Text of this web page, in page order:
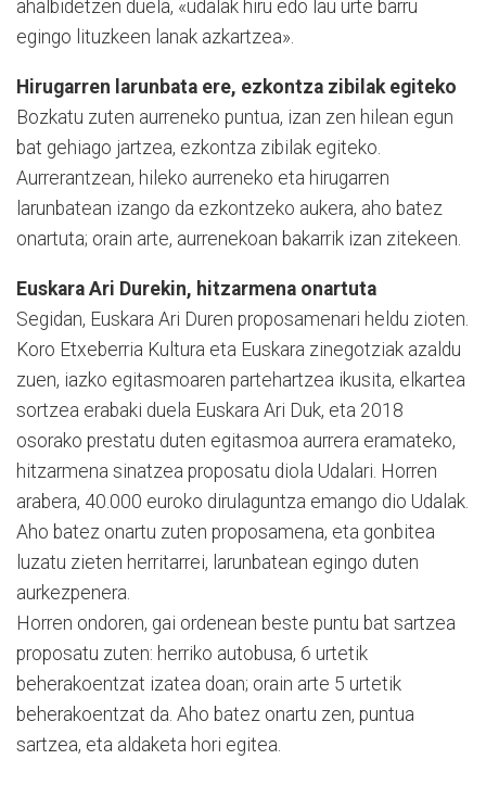
ahalbi­de­tzen duela, «udalak hiru edo lau urte barru
egingo lituzkeen lanak azkartzea».
Hirugarren larunbata ere, ezkontza zibilak egiteko
Bozkatu zuten aurreneko pun­tua, izan zen hilean egun
bat gehiago jartzea, ezkontza zibi­lak egiteko.
Aurrerantzean, hi­le­ko aurreneko eta hirugarren
larunbatean izango da ezkon­tzeko aukera, aho batez
onar­tuta; orain arte, aurrenekoan bakarrik izan zitekeen.
Euskara Ari Durekin, hitzarmena onartuta
Segidan, Euskara Ari Duren proposamenari heldu zioten.
Koro Etxeberria Kultura eta Eus­kara zinegotziak azaldu
zuen, iazko egitasmoaren par­te­hartzea ikusita, elkartea
sor­tzea erabaki duela Euskara Ari Duk, eta 2018
osorako prestatu duten egitasmoa aurrera era­mateko,
hitzarmena sinatzea proposatu diola Udalari. Ho­rren
arabera, 40.000 euroko dirula­guntza emango dio Udalak.
Aho batez onartu zuten proposa­me­na, eta gonbitea
luzatu zie­ten herritarrei, larunbatean egin­go duten
aurkezpenera.
Horren ondoren, gai orde­nean beste puntu bat sartzea
proposatu zuten: herriko auto­busa, 6 urtetik
beherakoentzat izatea doan; orain arte 5 urtetik
beherakoentzat da. Aho batez onartu zen, puntua
sartzea, eta aldaketa hori egitea.